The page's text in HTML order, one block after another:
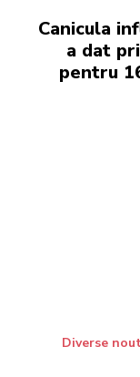
Canicula
a dat
pentru
Diverse